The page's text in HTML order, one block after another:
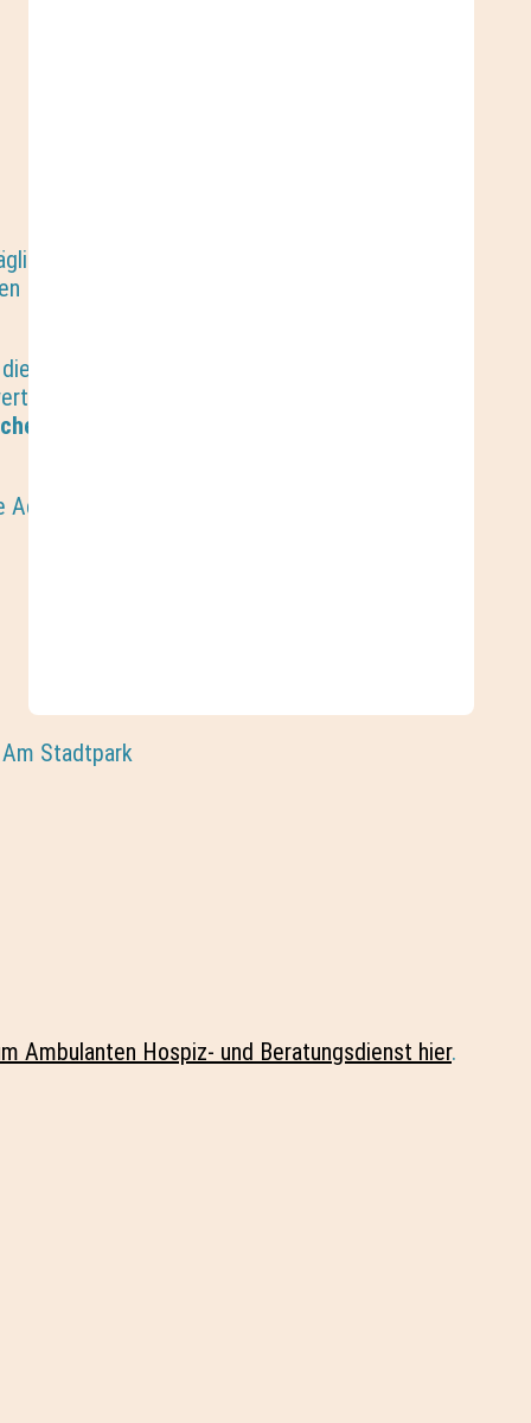
vom 1. Dezember bis zum Heiligabend. Auf
– feierlich begleitet vom Weihnachtsmann und
die
über die wertvolle Arbeit des Dienstes.
auf dem Nordhäuser
Stadtpark
Ambulanten Hospiz- und Beratungsdienst hier.